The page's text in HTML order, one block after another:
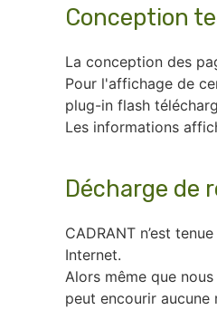
Conception
La conception des
Pour l'affichage de
plug-in flash
Les informations
Décharge de
CADRANT n’est
Internet.
Alors même que
peut encourir aucune